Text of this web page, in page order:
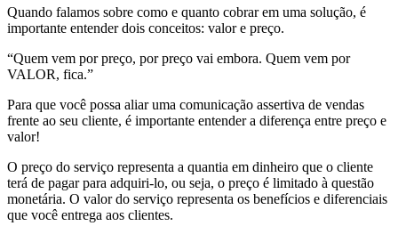
Quando falamos sobre como e quanto cobrar em uma solução, é
importante entender dois conceitos: valor e preço.
“Quem vem por preço, por preço vai embora. Quem vem por
VALOR, fica.”
Para que você possa aliar uma comunicação assertiva de vendas
frente ao seu cliente, é importante entender a diferença entre preço e
valor!
O preço do serviço representa a quantia em dinheiro que o cliente
terá de pagar para adquiri-lo, ou seja, o preço é limitado à questão
monetária. O valor do serviço representa os benefícios e diferenciais
que você entrega aos clientes.